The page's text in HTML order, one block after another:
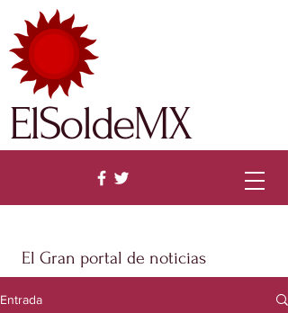
El Gran portal de noticias
ElSoldeMX
Entrada